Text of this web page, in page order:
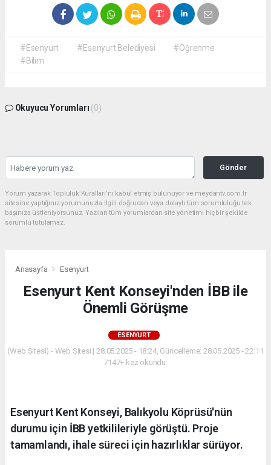
#Esenyurt #Esenyurt Belediyesi
#Öğrenme
#Bilim
Okuyucu Yorumları (0)
Gönder
Yorum yazarak Topluluk Kuralları’nı kabul etmiş bulunuyor ve meydantv.com.tr
sitesine yaptığınız yorumunuzla ilgili doğrudan veya dolaylı tüm sorumluluğu tek
başınıza üstleniyorsunuz. Yazılan tüm yorumlardan site yönetimi hiçbir şekilde
sorumlu tutulamaz.
Anasayfa Esenyurt
Esenyurt Kent Konseyi'nden İBB ile
Önemli Görüşme
ESENYURT
(Web Sitesi) - Web Sitesi | 28.05.2025 - 18:24, Güncelleme: 28.05.2025 - 22:11
7147+ kez okundu.
Esenyurt Kent Konseyi, Balıkyolu Köprüsü'nün
durumu için İBB yetkilileriyle görüştü. Proje
tamamlandı, ihale süreci için hazırlıklar sürüyor.